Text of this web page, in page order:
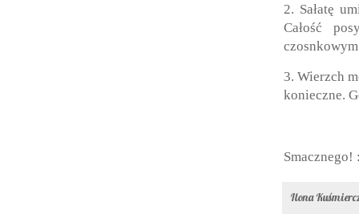
2. Sałatę
Całość
3. Wierzch
konieczne.
Smacznego!
Ilona